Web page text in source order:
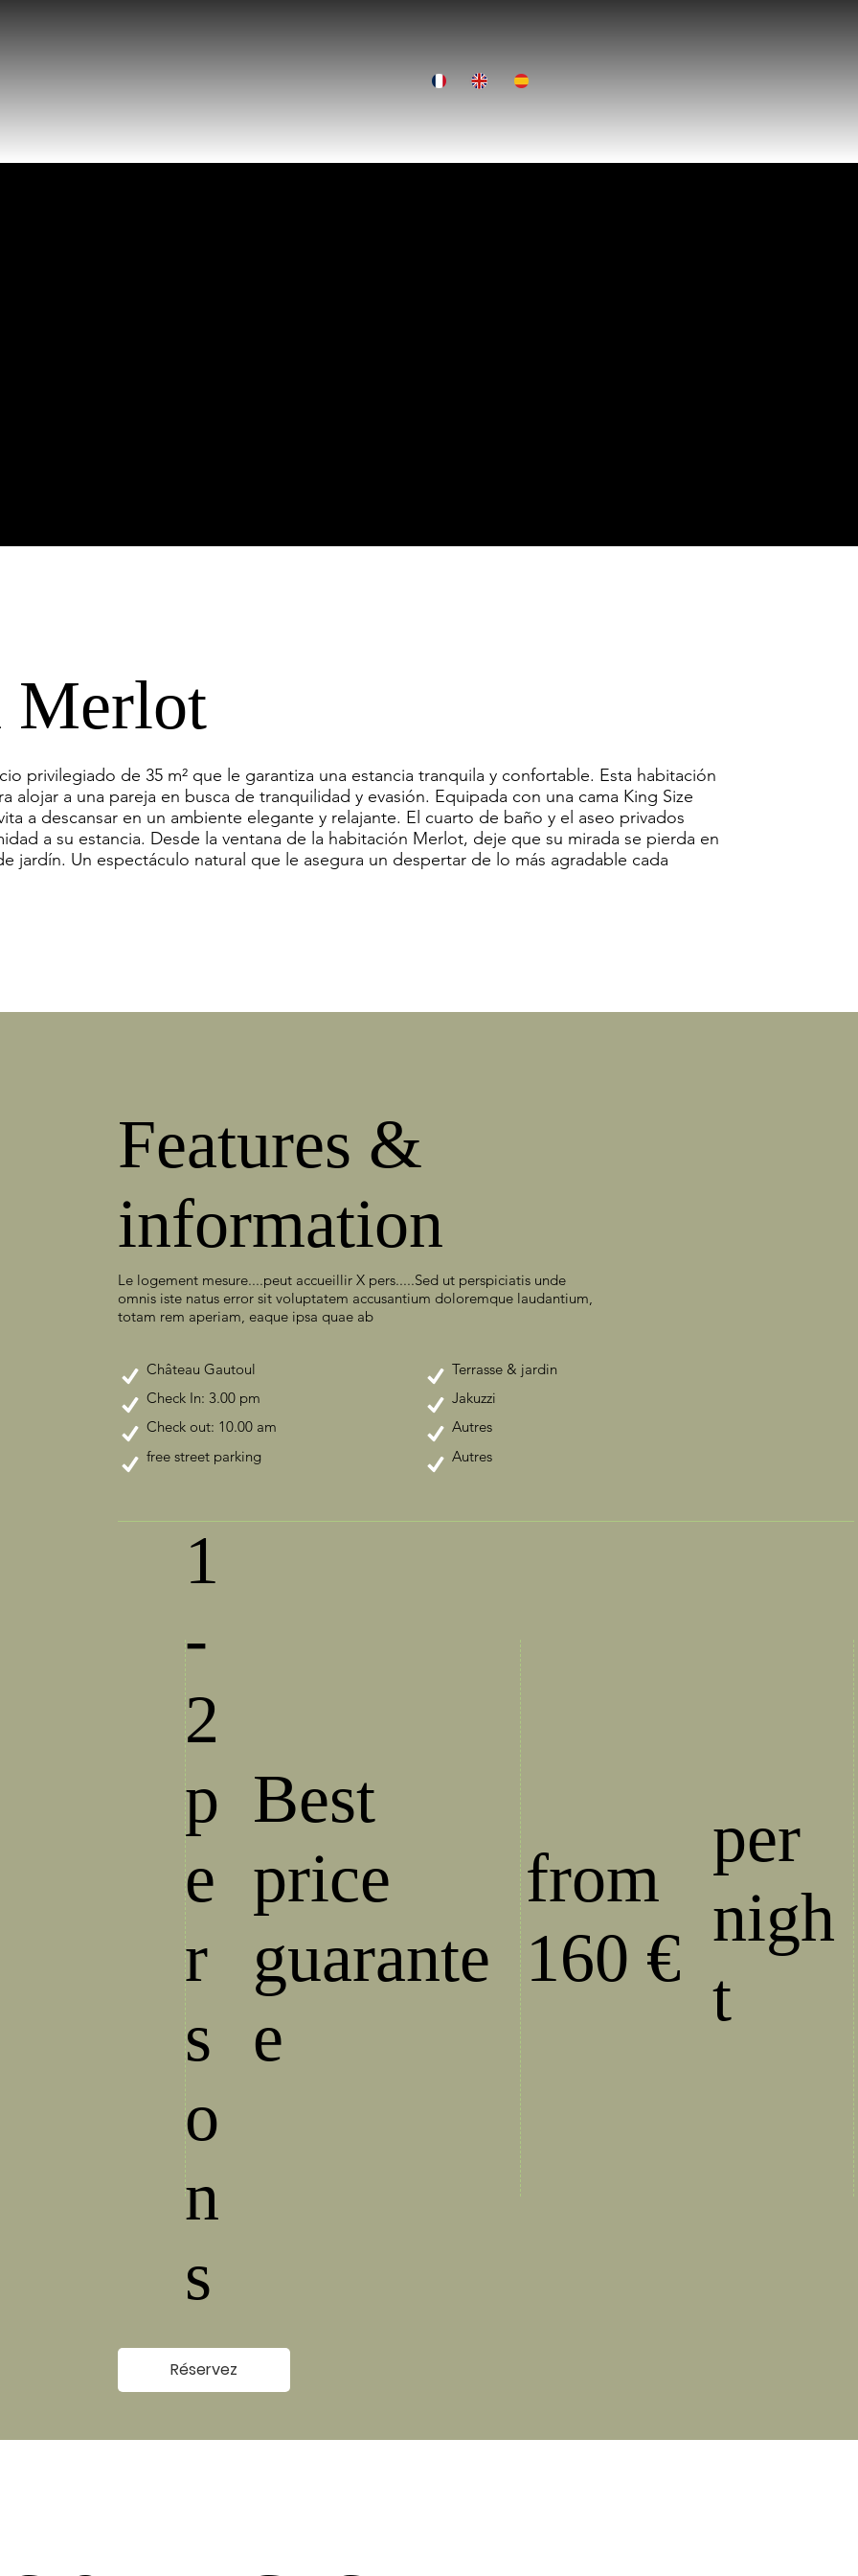
Merlot
privilegiado de 35 m² que le garantiza una estancia tranquila y confortable. Esta habitación
alojar a una pareja en busca de tranquilidad y evasión. Equipada con una cama King Size
a descansar en un ambiente elegante y relajante. El cuarto de baño y el aseo privados
a su estancia. Desde la ventana de la habitación Merlot, deje que su mirada se pierda en
jardín. Un espectáculo natural que le asegura un despertar de lo más agradable cada
Château Gautoul
Features &
information
Le logement mesure....peut accueillir X pers.....Sed ut perspiciatis unde
omnis iste natus error sit voluptatem accusantium doloremque laudantium,
totam rem aperiam, eaque ipsa quae ab
Check In: 3.00 pm
Check out: 10.00 am
Terrasse & jardin
Jakuzzi
Autres
free street parking
Autres
1
-
2
p
e
r
s
o
n
s
Best
price
guarante
e
per
nigh
t
from
160 €
Réservez